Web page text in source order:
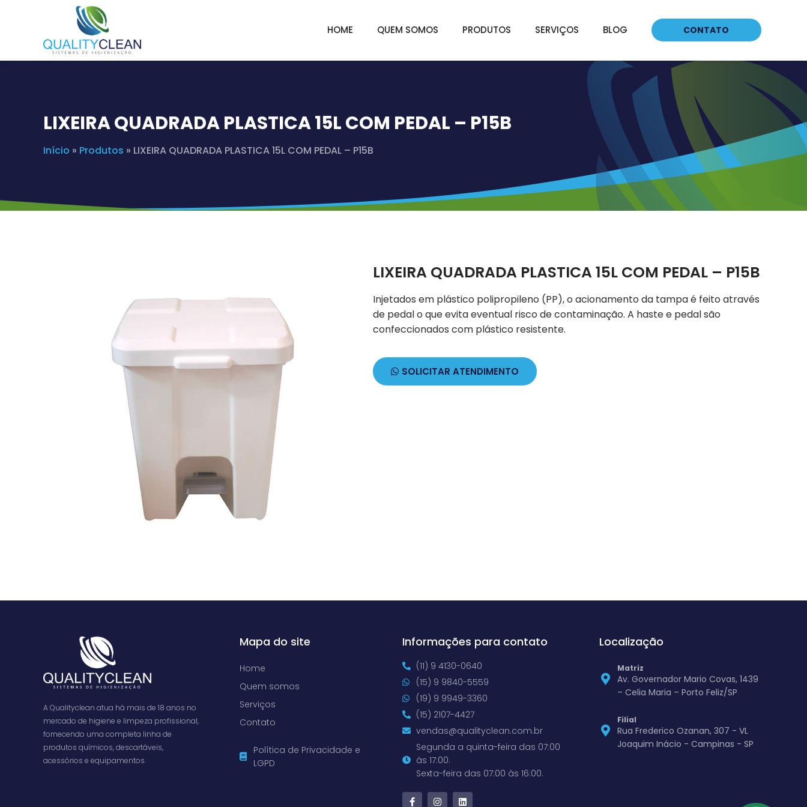
HOME QUEM SOMOS PRODUTOS SERVIÇOS BLOG CONTATO
LIXEIRA QUADRADA PLASTICA 15L COM PEDAL – P15B
Início » Produtos » LIXEIRA QUADRADA PLASTICA 15L COM PEDAL – P15B
LIXEIRA QUADRADA PLASTICA 15L COM PEDAL – P15B
Injetados em plástico polipropileno (PP), o acionamento da tampa é feito através
de pedal o que evita eventual risco de contaminação. A haste e pedal são
confeccionados com plástico resistente.
SOLICITAR ATENDIMENTO
A Qualityclean atua há mais de 18 anos no
mercado de higiene e limpeza profissional,
fornecendo uma completa linha de
produtos químicos, descartáveis,
acessórios e equipamentos.
Mapa do site
Home
Quem somos
Serviços
Contato
Política de Privacidade e
LGPD
Informações para contato
(11) 9 4130-0640
(15) 9 9840-5559
(19) 9 9949-3360
(15) 2107-4427
vendas@qualityclean.com.br
Segunda a quinta-feira das 07:00
às 17:00.
Sexta-feira das 07:00 às 16:00.
Localização
Matriz
Av. Governador Mario Covas, 1439
– Celia Maria – Porto Feliz/SP
Filial
Rua Frederico Ozanan, 307 - VL
Joaquim Inácio - Campinas - SP